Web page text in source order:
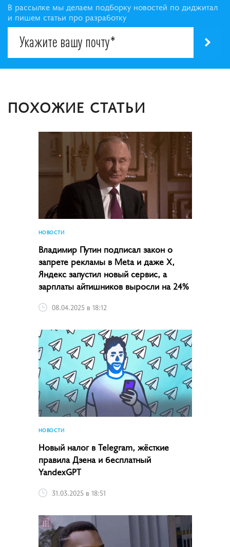
В рассылке мы делаем подборку новостей по диджитал
и пишем статьи про разработку
ПОХОЖИЕ СТАТЬИ
НОВОСТИ
Владимир Путин подписал закон о
запрете рекламы в Meta и даже X,
Яндекс запустил новый сервис, а
зарплаты айтишников выросли на 24%
08.04.2025 в 18:12
НОВОСТИ
Новый налог в Telegram, жёсткие
правила Дзена и бесплатный
YandexGPT
31.03.2025 в 18:51